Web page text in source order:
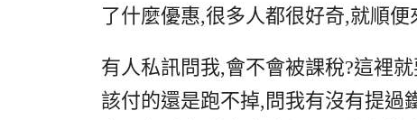
了什麼優惠,很多人都很好奇,就順便
有人私訊問我,會不會被課稅?這裡
該付的還是跑不掉,問我有沒有提過